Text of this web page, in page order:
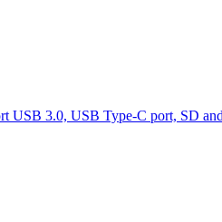
3.0, USB Type-C port, SD